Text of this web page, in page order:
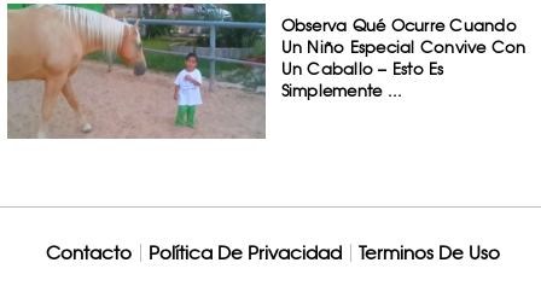
Observa Qué Ocurre Cuando
Un Niño Especial Convive Con
Un Caballo – Esto Es
Simplemente ...
Contacto Política De Privacidad Terminos De Uso